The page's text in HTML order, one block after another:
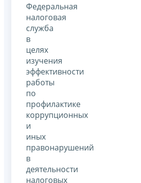
Федеральная
налоговая
служба
в
целях
изучения
эффективности
работы
по
профилактике
коррупционных
и
иных
правонарушений
в
деятельности
налоговых